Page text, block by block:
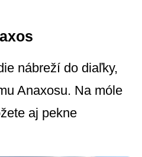
nábreží do diaľky,
Anaxosu. Na móle
aj pekne